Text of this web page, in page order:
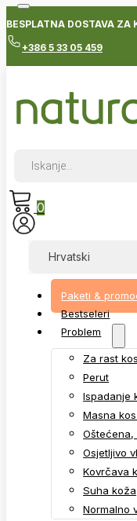
BESPLATNA DOSTAVA
+386 5 33 05 459
search
0
Hrvatski
Paketi &
Bestseleri
Problem
Za rast
Perut
Ispadanje
Masna
Oštećena,
Osjetljivo
Kovrčava
Suha koža
Normalno